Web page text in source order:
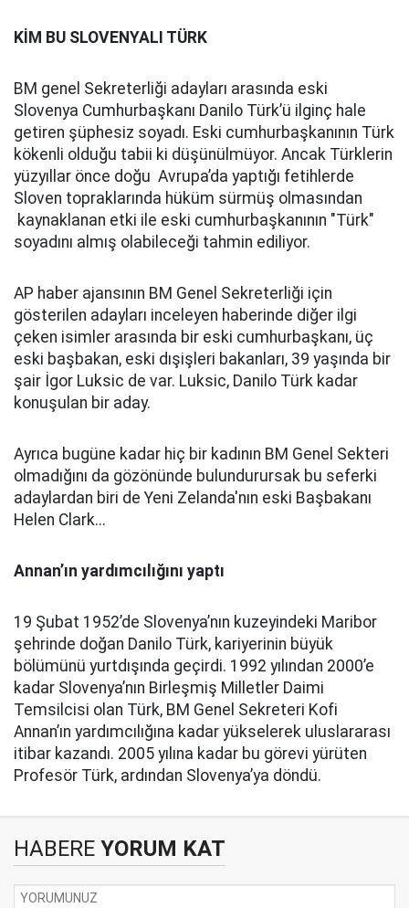
KİM BU SLOVENYALI TÜRK
BM genel Sekreterliği adayları arasında eski
Slovenya Cumhurbaşkanı Danilo Türk’ü ilginç hale
getiren şüphesiz soyadı. Eski cumhurbaşkanının Türk
kökenli olduğu tabii ki düşünülmüyor. Ancak Türklerin
yüzyıllar önce doğu Avrupa’da yaptığı fetihlerde
Sloven topraklarında hüküm sürmüş olmasından
kaynaklanan etki ile eski cumhurbaşkanının "Türk"
soyadını almış olabileceği tahmin ediliyor.
AP haber ajansının BM Genel Sekreterliği için
gösterilen adayları inceleyen haberinde diğer ilgi
çeken isimler arasında bir eski cumhurbaşkanı, üç
eski başbakan, eski dışişleri bakanları, 39 yaşında bir
şair İgor Luksic de var. Luksic, Danilo Türk kadar
konuşulan bir aday.
Ayrıca bugüne kadar hiç bir kadının BM Genel Sekteri
olmadığını da gözönünde bulundurursak bu seferki
adaylardan biri de Yeni Zelanda'nın eski Başbakanı
Helen Clark...
Annan’ın yardımcılığını yaptı
19 Şubat 1952’de Slovenya’nın kuzeyindeki Maribor
şehrinde doğan Danilo Türk, kariyerinin büyük
bölümünü yurtdışında geçirdi. 1992 yılından 2000’e
kadar Slovenya’nın Birleşmiş Milletler Daimi
Temsilcisi olan Türk, BM Genel Sekreteri Kofi
Annan’ın yardımcılığına kadar yükselerek uluslararası
itibar kazandı. 2005 yılına kadar bu görevi yürüten
Profesör Türk, ardından Slovenya’ya döndü.
HABERE YORUM KAT